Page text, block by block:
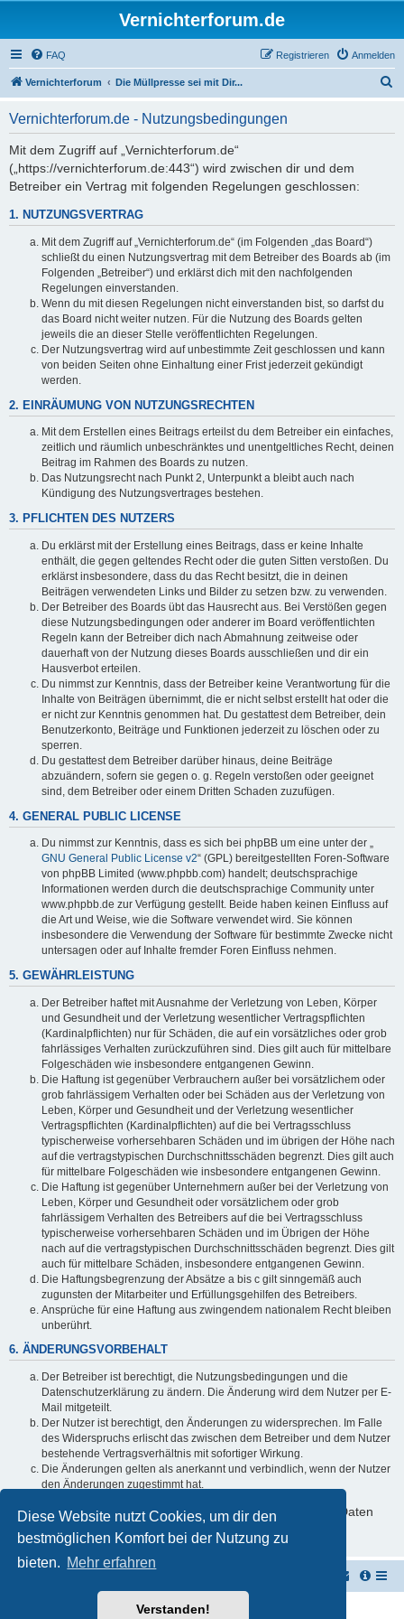
Diese Website nutzt Cookies, um dir den
bestmöglichen Komfort bei der Nutzung zu
bieten. Mehr erfahren
Verstanden!
Vernichterforum.de
FAQ Anmelden
Registrieren
Vernichterforum Die Müllpresse sei mit Dir...
Vernichterforum.de - Nutzungsbedingungen
Mit dem Zugriff auf „Vernichterforum.de“
(„https://vernichterforum.de:443“) wird zwischen dir und dem
Betreiber ein Vertrag mit folgenden Regelungen geschlossen:
1. NUTZUNGSVERTRAG
Mit dem Zugriff auf „Vernichterforum.de“ (im Folgenden „das Board“)
schließt du einen Nutzungsvertrag mit dem Betreiber des Boards ab (im
Folgenden „Betreiber“) und erklärst dich mit den nachfolgenden
Regelungen einverstanden.
Wenn du mit diesen Regelungen nicht einverstanden bist, so darfst du
das Board nicht weiter nutzen. Für die Nutzung des Boards gelten
jeweils die an dieser Stelle veröffentlichten Regelungen.
Der Nutzungsvertrag wird auf unbestimmte Zeit geschlossen und kann
von beiden Seiten ohne Einhaltung einer Frist jederzeit gekündigt
werden.
2. EINRÄUMUNG VON NUTZUNGSRECHTEN
Mit dem Erstellen eines Beitrags erteilst du dem Betreiber ein einfaches,
zeitlich und räumlich unbeschränktes und unentgeltliches Recht, deinen
Beitrag im Rahmen des Boards zu nutzen.
Das Nutzungsrecht nach Punkt 2, Unterpunkt a bleibt auch nach
Kündigung des Nutzungsvertrages bestehen.
3. PFLICHTEN DES NUTZERS
Du erklärst mit der Erstellung eines Beitrags, dass er keine Inhalte
enthält, die gegen geltendes Recht oder die guten Sitten verstoßen. Du
erklärst insbesondere, dass du das Recht besitzt, die in deinen
Beiträgen verwendeten Links und Bilder zu setzen bzw. zu verwenden.
Der Betreiber des Boards übt das Hausrecht aus. Bei Verstößen gegen
diese Nutzungsbedingungen oder anderer im Board veröffentlichten
Regeln kann der Betreiber dich nach Abmahnung zeitweise oder
dauerhaft von der Nutzung dieses Boards ausschließen und dir ein
Hausverbot erteilen.
Du nimmst zur Kenntnis, dass der Betreiber keine Verantwortung für die
Inhalte von Beiträgen übernimmt, die er nicht selbst erstellt hat oder die
er nicht zur Kenntnis genommen hat. Du gestattest dem Betreiber, dein
Benutzerkonto, Beiträge und Funktionen jederzeit zu löschen oder zu
sperren.
Du gestattest dem Betreiber darüber hinaus, deine Beiträge
abzuändern, sofern sie gegen o. g. Regeln verstoßen oder geeignet
sind, dem Betreiber oder einem Dritten Schaden zuzufügen.
4. GENERAL PUBLIC LICENSE
Du nimmst zur Kenntnis, dass es sich bei phpBB um eine unter der „
GNU General Public License v2“ (GPL) bereitgestellten Foren-Software
von phpBB Limited (www.phpbb.com) handelt; deutschsprachige
Informationen werden durch die deutschsprachige Community unter
www.phpbb.de zur Verfügung gestellt. Beide haben keinen Einfluss auf
die Art und Weise, wie die Software verwendet wird. Sie können
insbesondere die Verwendung der Software für bestimmte Zwecke nicht
untersagen oder auf Inhalte fremder Foren Einfluss nehmen.
5. GEWÄHRLEISTUNG
Der Betreiber haftet mit Ausnahme der Verletzung von Leben, Körper
und Gesundheit und der Verletzung wesentlicher Vertragspflichten
(Kardinalpflichten) nur für Schäden, die auf ein vorsätzliches oder grob
fahrlässiges Verhalten zurückzuführen sind. Dies gilt auch für mittelbare
Folgeschäden wie insbesondere entgangenen Gewinn.
Die Haftung ist gegenüber Verbrauchern außer bei vorsätzlichem oder
grob fahrlässigem Verhalten oder bei Schäden aus der Verletzung von
Leben, Körper und Gesundheit und der Verletzung wesentlicher
Vertragspflichten (Kardinalpflichten) auf die bei Vertragsschluss
typischerweise vorhersehbaren Schäden und im übrigen der Höhe nach
auf die vertragstypischen Durchschnittsschäden begrenzt. Dies gilt auch
für mittelbare Folgeschäden wie insbesondere entgangenen Gewinn.
Die Haftung ist gegenüber Unternehmern außer bei der Verletzung von
Leben, Körper und Gesundheit oder vorsätzlichem oder grob
fahrlässigem Verhalten des Betreibers auf die bei Vertragsschluss
typischerweise vorhersehbaren Schäden und im Übrigen der Höhe
nach auf die vertragstypischen Durchschnittsschäden begrenzt. Dies gilt
auch für mittelbare Schäden, insbesondere entgangenen Gewinn.
Die Haftungsbegrenzung der Absätze a bis c gilt sinngemäß auch
zugunsten der Mitarbeiter und Erfüllungsgehilfen des Betreibers.
Ansprüche für eine Haftung aus zwingendem nationalem Recht bleiben
unberührt.
6. ÄNDERUNGSVORBEHALT
Der Betreiber ist berechtigt, die Nutzungsbedingungen und die
Datenschutzerklärung zu ändern. Die Änderung wird dem Nutzer per E-
Mail mitgeteilt.
Der Nutzer ist berechtigt, den Änderungen zu widersprechen. Im Falle
des Widerspruchs erlischt das zwischen dem Betreiber und dem Nutzer
bestehende Vertragsverhältnis mit sofortiger Wirkung.
Die Änderungen gelten als anerkannt und verbindlich, wenn der Nutzer
den Änderungen zugestimmt hat.
Informationen über den Umgang mit deinen persönlichen Daten
sind in der Datenschutzerklärung enthalten.
Powered byphpBB® Forum Software © phpBB Limited